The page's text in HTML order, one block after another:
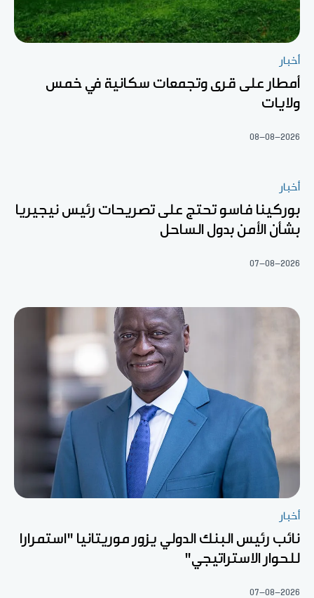
أخبار
أمطار على قرى وتجمعات سكانية في خمس
ولايات
08-08-2026
أخبار
بوركينا فاسو تحتج على تصريحات رئيس نيجيريا
بشأن الأمن بدول الساحل
07-08-2026
أخبار
نائب رئيس البنك الدولي يزور موريتانيا "استمرارا
للحوار الاستراتيجي"
07-08-2026